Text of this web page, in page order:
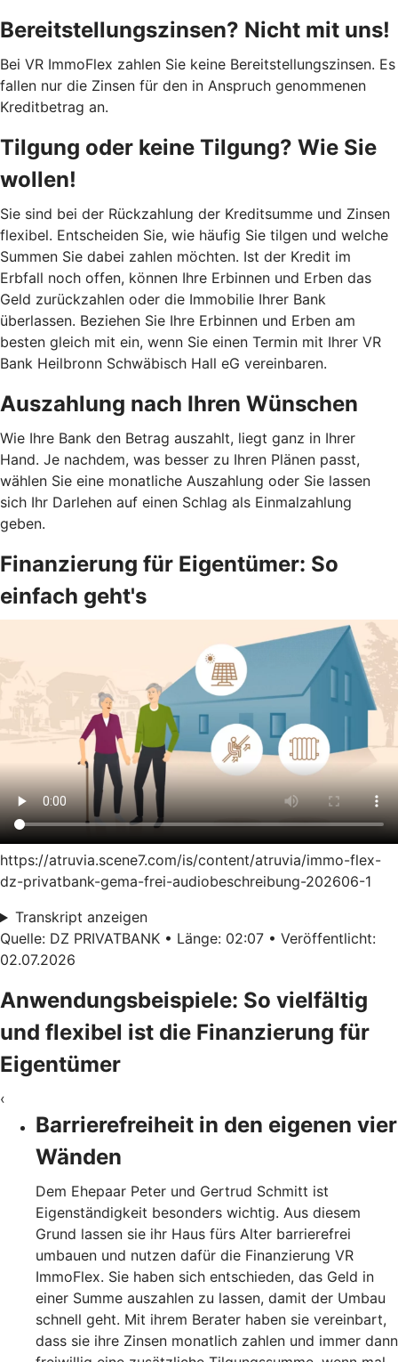
Bereitstellungszinsen? Nicht mit uns!
Bei VR ImmoFlex zahlen Sie keine Bereitstellungszinsen. Es
fallen nur die Zinsen für den in Anspruch genommenen
Kreditbetrag an.
Tilgung oder keine Tilgung? Wie Sie
wollen!
Sie sind bei der Rückzahlung der Kreditsumme und Zinsen
flexibel. Entscheiden Sie, wie häufig Sie tilgen und welche
Summen Sie dabei zahlen möchten. Ist der Kredit im
Erbfall noch offen, können Ihre Erbinnen und Erben das
Geld zurückzahlen oder die Immobilie Ihrer Bank
überlassen. Beziehen Sie Ihre Erbinnen und Erben am
besten gleich mit ein, wenn Sie einen Termin mit Ihrer VR
Bank Heilbronn Schwäbisch Hall eG vereinbaren.
Auszahlung nach Ihren Wünschen
Wie Ihre Bank den Betrag auszahlt, liegt ganz in Ihrer
Hand. Je nachdem, was besser zu Ihren Plänen passt,
wählen Sie eine monatliche Auszahlung oder Sie lassen
sich Ihr Darlehen auf einen Schlag als Einmalzahlung
geben.
Finanzierung für Eigentümer: So
einfach geht's
https://atruvia.scene7.com/is/content/atruvia/immo-flex-
dz-privatbank-gema-frei-audiobeschreibung-202606-1
Transkript anzeigen
Quelle: DZ PRIVATBANK • Länge: 02:07 • Veröffentlicht:
02.07.2026
Anwendungsbeispiele: So vielfältig
und flexibel ist die Finanzierung für
Eigentümer
‹
Barrierefreiheit in den eigenen vier
Wänden
Dem Ehepaar Peter und Gertrud Schmitt ist
Eigenständigkeit besonders wichtig. Aus diesem
Grund lassen sie ihr Haus fürs Alter barrierefrei
umbauen und nutzen dafür die Finanzierung VR
ImmoFlex. Sie haben sich entschieden, das Geld in
einer Summe auszahlen zu lassen, damit der Umbau
schnell geht. Mit ihrem Berater haben sie vereinbart,
dass sie ihre Zinsen monatlich zahlen und immer dann